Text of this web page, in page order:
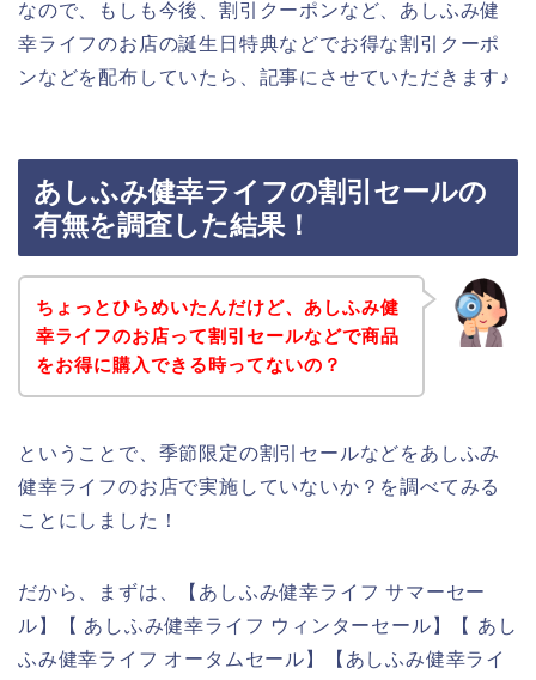
なので、もしも今後、割引クーポンなど、あしふみ健
幸ライフのお店の誕生日特典などでお得な割引クーポ
ンなどを配布していたら、記事にさせていただきます♪
あしふみ健幸ライフの割引セールの
有無を調査した結果！
ちょっとひらめいたんだけど、あしふみ健
幸ライフのお店って割引セールなどで商品
をお得に購入できる時ってないの？
ということで、季節限定の割引セールなどをあしふみ
健幸ライフのお店で実施していないか？を調べてみる
ことにしました！
だから、まずは、【あしふみ健幸ライフ サマーセー
ル】【 あしふみ健幸ライフ ウィンターセール】【 あし
ふみ健幸ライフ オータムセール】【あしふみ健幸ライ